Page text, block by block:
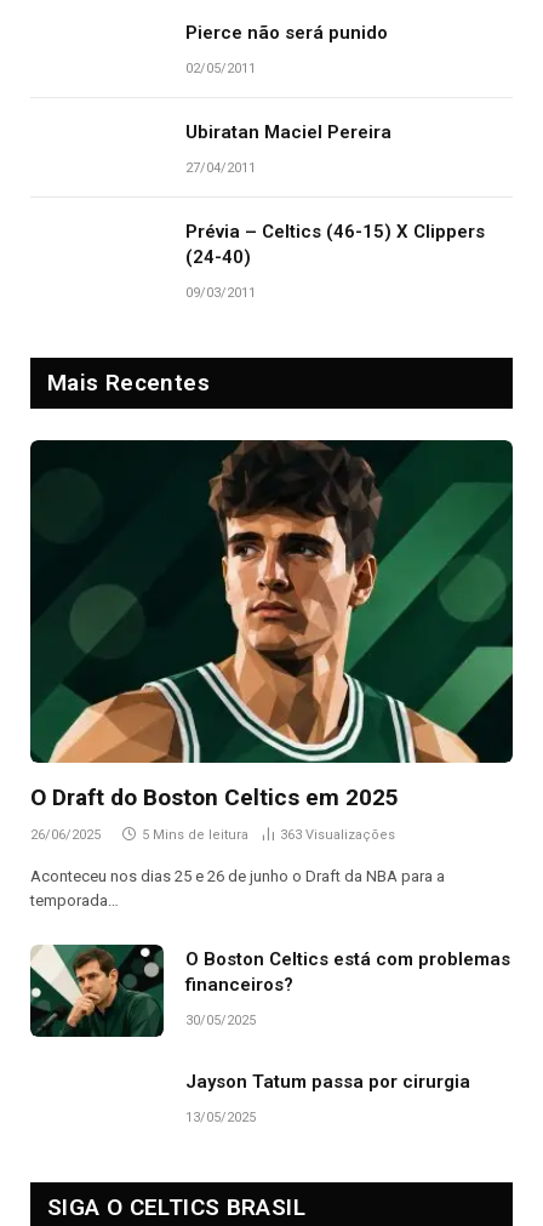
Pierce não será punido
02/05/2011
Ubiratan Maciel Pereira
27/04/2011
Prévia – Celtics (46-15) X Clippers
(24-40)
09/03/2011
Mais Recentes
O Draft do Boston Celtics em 2025
26/06/2025 5 Mins de leitura 363 Visualizações
Aconteceu nos dias 25 e 26 de junho o Draft da NBA para a
temporada…
O Boston Celtics está com problemas
financeiros?
30/05/2025
Jayson Tatum passa por cirurgia
13/05/2025
SIGA O CELTICS BRASIL